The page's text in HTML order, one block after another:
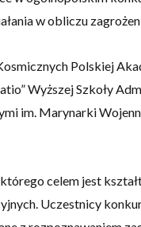
w obliczu
Polskiej
Wyższej Szkoły
im. Marynarki
celem jest
Uczestnicy